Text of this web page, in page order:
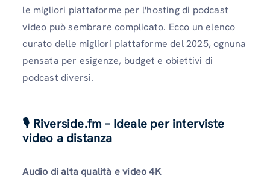
le migliori piattaforme per l'hosting di podcast
video può sembrare complicato. Ecco un elenco
curato delle migliori piattaforme del 2025, ognuna
pensata per esigenze, budget e obiettivi di
podcast diversi.
🎙️ Riverside.fm – Ideale per interviste
video a distanza
Audio di alta qualità e video 4K